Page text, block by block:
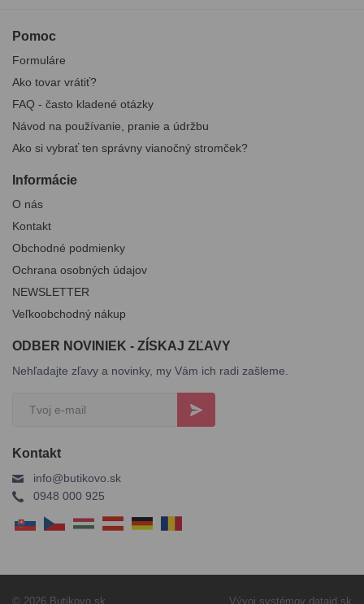
Pomoc
Formuláre
Ako tovar vrátiť?
FAQ - často kladené otázky
Návod na používanie, pranie a údržbu
Ako si vybrať ten správny vianočný stromček?
Informácie
O nás
Kontakt
Obchodné podmienky
Ochrana osobných údajov
NEWSLETTER
Veľkoobchodný nákup
ODBER NOVINIEK - ZÍSKAJ ZĽAVY
Nehľadajte zľavy a novinky, my Vám ich radi zašleme.
Kontakt
info@butikovo.sk
0948 000 925
© 2026 Butikovo.sk Vývoj systémov dataid.sk